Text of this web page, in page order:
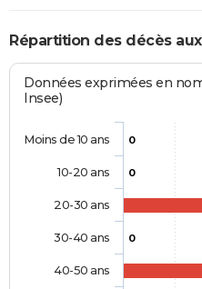
Répartition des décès
Données exprimées en
Insee)
0
0
0
Moins de 10 ans
10-20 ans
20-30 ans
30-40 ans
40-50 ans